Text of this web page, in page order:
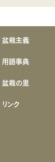
盆栽主義
用語事典
盆栽の里
リンク